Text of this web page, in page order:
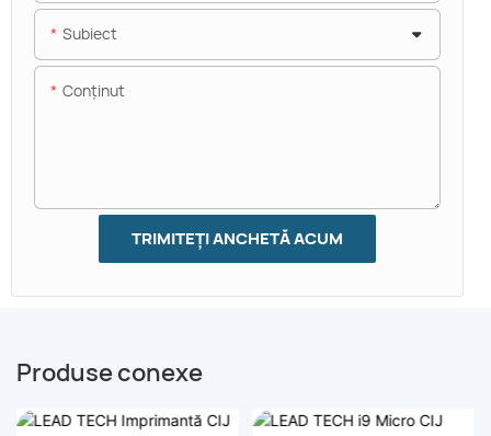
Subiect
Conţinut
TRIMITEȚI ANCHETĂ ACUM
Produse conexe